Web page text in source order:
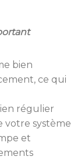
bien
ce qui
régulier
votre système
et